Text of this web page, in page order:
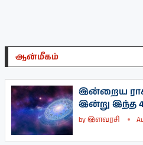
ஆன்மீகம்
இன்றைய
இன்று இந்த 4
byஇளவரசி